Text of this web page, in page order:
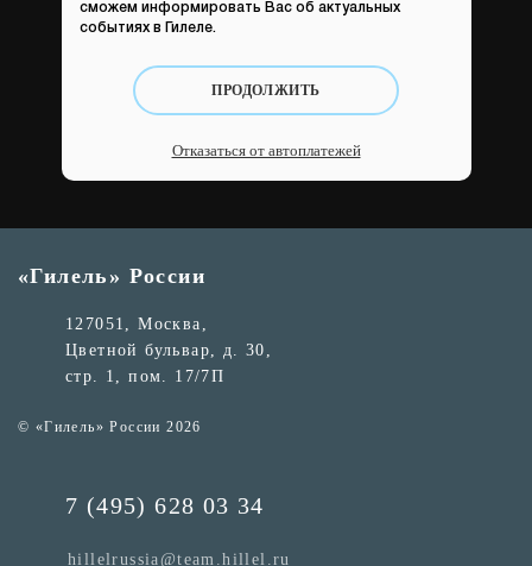
сможем информировать Вас об актуальных
событиях в Гилеле.
ПРОДОЛЖИТЬ
Отказаться от автоплатежей
«Гилель» России
127051, Москва,
Цветной бульвар, д. 30,
стр. 1, пом. 17/7П
© «Гилель» России 2026
7 (495) 628 03 34
hillelrussia@team.hillel.ru